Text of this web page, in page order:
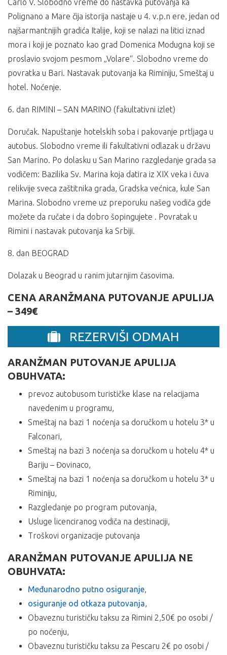
Carlo V. Slobodno vreme do nastavka putovanja ka
Polignano a Mare čija istorija nastaje u 4. v.p.n ere, jedan od
najšarmantnijih gradića Italije, koji se nalazi na litici iznad
mora i koji je poznato kao grad Domenica Modugna koji se
proslavio svojom pesmom „Volare“. Slobodno vreme do
povratka u Bari. Nastavak putovanja ka Riminiju, Smeštaj u
hotel. Noćenje.
6. dan RIMINI – SAN MARINO (fakultativni izlet)
Doručak. Napuštanje hotelskih soba i pakovanje prtljaga u
autobus. Slobodno vreme ili fakultativni odlazak u državu
San Marino. Po dolasku u San Marino razgledanje grada sa
vodičem: Bazilika Sv. Marina koja datira iz XIX veka i čuva
relikvije sveca zaštitnika grada, Gradska većnica, kule San
Marina. Slobodno vreme uz preporuku našeg vodiča gde
možete da ručate i da dobro šopingujete . Povratak u
Rimini i nastavak putovanja ka Srbiji.
8. dan BEOGRAD
Dolazak u Beograd u ranim jutarnjim časovima.
CENA ARANŽMANA PUTOVANJE APULIJA
– 349€
REZERVIŠI ODMAH
ARANŽMAN PUTOVANJE APULIJA
OBUHVATA:
prevoz autobusom turističke klase na relacijama
navedenim u programu,
Smeštaj na bazi 1 noćenja sa doručkom u hotelu 3* u
Falconari,
Smeštaj na bazi 3 noćenja sa doručkom u hotelu 4* u
Bariju – Đovinaco,
Smeštaj na bazi 1 noćenja sa doručkom u hotelu 3* u
Riminiju,
Razgledanje po program putovanja,
Usluge licenciranog vodiča na destinaciji,
Troškovi organizacije putovanja
ARANŽMAN PUTOVANJE APULIJA NE
OBUHVATA:
Međunarodno putno osiguranje,
osiguranje od otkaza putovanja,
Obaveznu turističku taksu za Rimini 2,50€ po osobi /
po noćenju,
Obaveznu turističku taksu za Pescaru 2€ po osobi /